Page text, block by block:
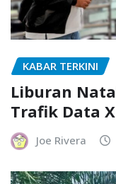
KABAR TERKINI
Liburan
Trafik Data
Joe Rivera